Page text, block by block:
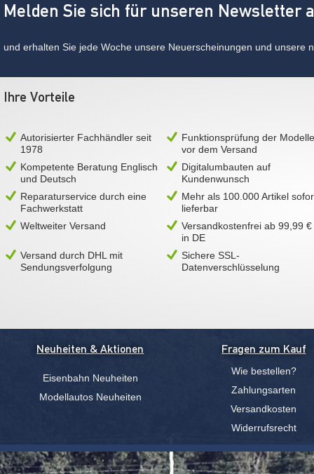
Melden Sie sich für unseren Newsletter
und erhalten Sie jede Woche unsere Neuerscheinungen und unsere
Ihre Vorteile
Autorisierter Fachhändler seit
1978
Funktionsprüfung der Modelle
vor dem Versand
Kompetente Beratung Englisch
und Deutsch
Digitalumbauten auf
Kundenwunsch
Reparaturservice durch eine
Fachwerkstatt
Mehr als 100.000 Artikel
lieferbar
Weltweiter Versand
Versandkostenfrei ab 99,99 €
in DE
Versand durch DHL mit
Sendungsverfolgung
Sichere SSL-
Datenverschlüsselung
Neuheiten & Aktionen
Eisenbahn Neuheiten
Modellautos Neuheiten
Fragen zum Kauf
Wie bestellen?
Zahlungsarten
Versandkosten
Widerrufsrecht